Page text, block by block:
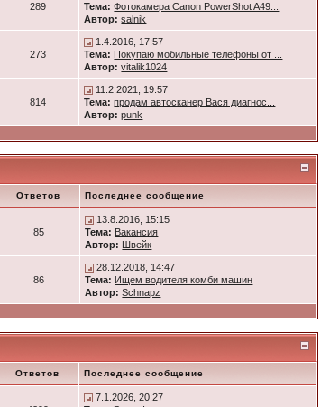
289
Тема: Фотокамера Canon PowerShot A49...
Автор: salnik
273
1.4.2016, 17:57
Тема: Покупаю мобильные телефоны от ...
Автор: vitalik1024
814
11.2.2021, 19:57
Тема: продам автосканер Вася диагнос...
Автор: punk
Ответов Последнее сообщение
85
13.8.2016, 15:15
Тема: Вакансия
Автор: Швейк
86
28.12.2018, 14:47
Тема: Ищем водителя комби машин
Автор: Schnapz
Ответов Последнее сообщение
7.1.2026, 20:27